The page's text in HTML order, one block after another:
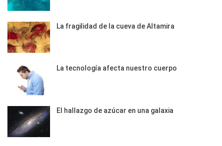
La fragilidad de la cueva de Altamira
La tecnología afecta nuestro cuerpo
El hallazgo de azúcar en una galaxia